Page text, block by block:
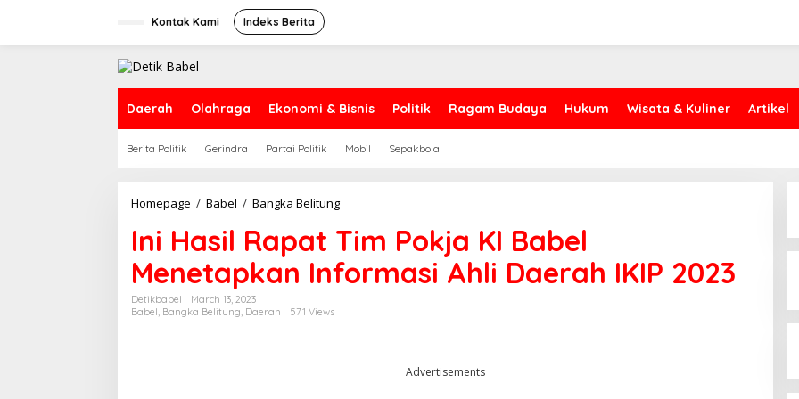
Kontak Kami Indeks Berita
Daerah Olahraga Ekonomi & Bisnis Politik Ragam Budaya Hukum Wisata & Kuliner Artikel
Berita Politik Gerindra Partai Politik Mobil Sepakbola
Homepage / Babel / Bangka Belitung
i
H
a
s
Ini Hasil Rapat Tim Pokja KI Babel
Menetapkan Informasi Ahli Daerah IKIP 2023
Detikbabel
March 13, 2023
Babel, Bangka Belitung, Daerah 571 Views
Advertisements